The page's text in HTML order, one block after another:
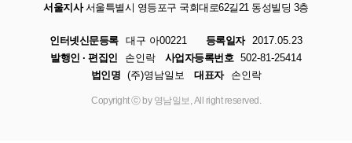
서울지사서울특별시 영등포구 국회대로62길21 동성빌딩 3층
인터넷신문등록 대구 아00221 등록일자
2017.05.23
발행인 · 편집인
손인락 사업자등록번호 502-81-25414
법인명 (주)영남일보 대표자 손인락
Copyright ⓒ by 영남일보, All right reserved.